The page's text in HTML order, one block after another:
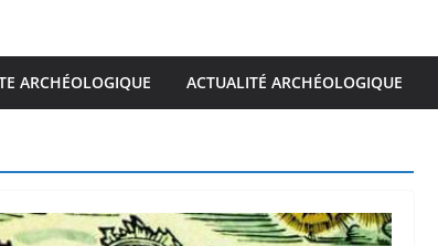
ARCHÉOLOGIQUE ACTUALITÉ ARCHÉOLOGIQUE